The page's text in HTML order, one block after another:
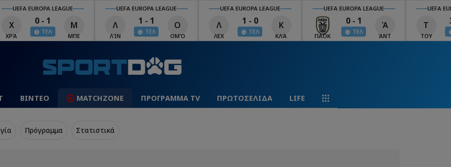
UEFA EUROPA LEAGUE
Χ
ΧΡΆ
0 - 1
ΤΕΛ
Μ
ΜΠΕ
UEFA EUROPA LEAGUE
Λ
ΛΊΝ
1 - 1
ΤΕΛ
Ο
ΟΜΌ
UEFA EUROPA LEAGUE
Λ
ΛΕΧ
1 - 0
ΤΕΛ
Κ
ΚΛΆ
UEFA EUROPA LEAGUE
ΠΑΟΚ
0 - 1
ΤΕΛ
Ά
ΆΝΤ
UEFA
Τ
ΤΟΥ
ΒΙΝΤΕΟ MATCHZONE ΠΡΟΓΡΑΜΜΑ TV ΠΡΩΤΟΣΕΛΙΔΑ LIFE
Πρόγραμμα Στατιστικά